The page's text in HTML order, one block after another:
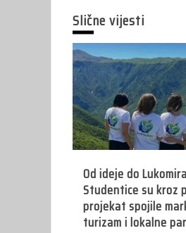
Slične vijesti
Od ideje do
Studentice su kroz
projekat spojile
turizam i lokalne